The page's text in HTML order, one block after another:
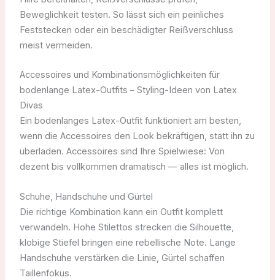
Beweglichkeit testen. So lässt sich ein peinliches
Feststecken oder ein beschädigter Reißverschluss
meist vermeiden.
Accessoires und Kombinationsmöglichkeiten für
bodenlange Latex-Outfits – Styling-Ideen von Latex
Divas
Ein bodenlanges Latex-Outfit funktioniert am besten,
wenn die Accessoires den Look bekräftigen, statt ihn zu
überladen. Accessoires sind Ihre Spielwiese: Von
dezent bis vollkommen dramatisch — alles ist möglich.
Schuhe, Handschuhe und Gürtel
Die richtige Kombination kann ein Outfit komplett
verwandeln. Hohe Stilettos strecken die Silhouette,
klobige Stiefel bringen eine rebellische Note. Lange
Handschuhe verstärken die Linie, Gürtel schaffen
Taillenfokus.